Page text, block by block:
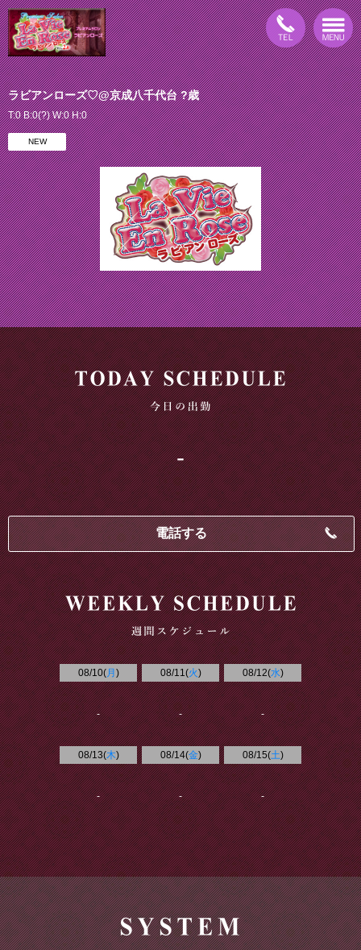
ラビアンローズ♡@京成八千代台 ?歳
T:0 B:0(?) W:0 H:0
NEW
-
電話する
08/10(月)
-
08/11(火)
-
08/12(水)
-
08/13(木)
-
08/14(金)
-
08/15(土)
-